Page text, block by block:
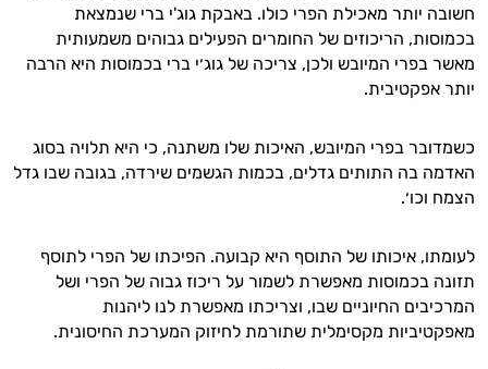
חשובה יותר מאכילת הפרי כולו. באבקת גוג'י ברי שנמצאת
בכמוסות, הריכוזים של החומרים הפעילים גבוהים משמעותית
מאשר בפרי המיובש ולכן, צריכה של גוג׳י ברי בכמוסות היא הרבה
יותר אפקטיבית.
כשמדובר בפרי המיובש, האיכות שלו משתנה, כי היא תלויה בסוג
האדמה בה התותים גדלים, בכמות הגשמים שירדה, בגובה שבו גדל
הצמח וכו׳.
לעומתו, איכותו של התוסף היא קבועה. הפיכתו של הפרי לתוסף
תזונה בכמוסות מאפשרת לשמור על ריכוז גבוה של הפרי ושל
המרכיבים החיוניים שבו, וצריכתו מאפשרת לנו ליהנות
מאפקטיביות מקסימלית שתורמת לחיזוק המערכת החיסונית.